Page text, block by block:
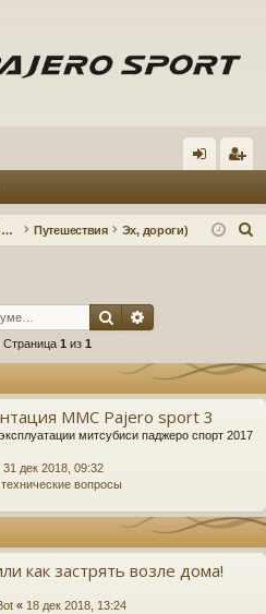
д ис
Клуб Mitsubishi Pajero Sport 3 Путешествия Эх, дороги)
Поиск
Страница 1 из 1
MMC Pajero sport 3
митсубиси паджеро спорт 2017
31 дек 2018, 09:32
вопросы
как застрять возле дома!
« 18 дек 2018, 13:24